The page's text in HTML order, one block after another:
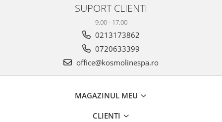
SUPORT CLIENTI
9.00 - 17.00
0213173862
0720633399
office@kosmolinespa.ro
MAGAZINUL MEU
CLIENTI